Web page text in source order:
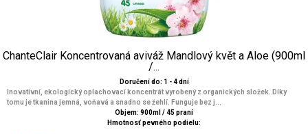
ChanteClair Koncentrovaná aviváž Mandlový květ a Aloe (900ml
/...
Doručení do: 1 - 4 dní
Inovativní, ekologický oplachovací koncentrát vyrobený z organických složek. Díky
tomu je tkanina jemná, voňavá a snadno se žehlí. Funguje bez j...
Objem: 900ml / 45 praní
Hmotnosť pevného podielu: